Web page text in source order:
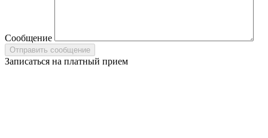
Сообщение
Записаться на платный прием